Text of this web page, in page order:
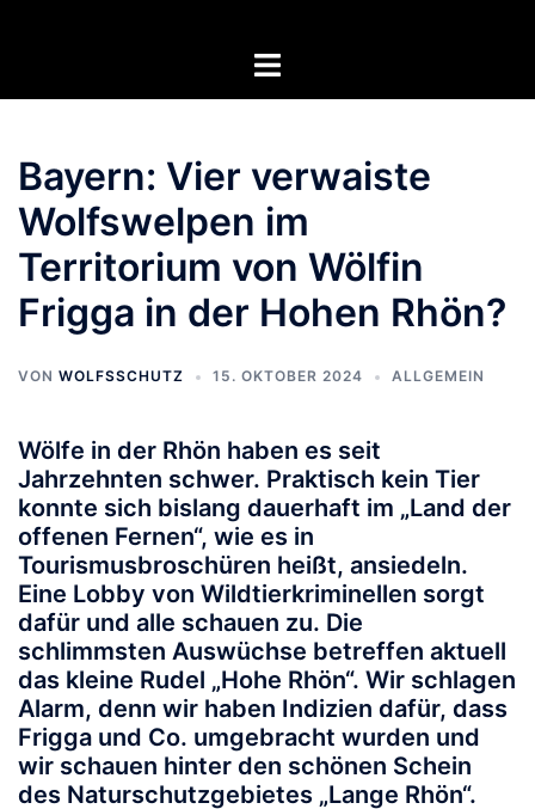
Menü
Bayern: Vier verwaiste
Wolfswelpen im
Territorium von Wölfin
Frigga in der Hohen Rhön?
VON WOLFSSCHUTZ 15. OKTOBER 2024 ALLGEMEIN
Wölfe in der Rhön haben es seit
Jahrzehnten schwer. Praktisch kein Tier
konnte sich bislang dauerhaft im „Land der
offenen Fernen“, wie es in
Tourismusbroschüren heißt, ansiedeln.
Eine Lobby von Wildtierkriminellen sorgt
dafür und alle schauen zu. Die
schlimmsten Auswüchse betreffen aktuell
das kleine Rudel „Hohe Rhön“. Wir schlagen
Alarm, denn wir haben Indizien dafür, dass
Frigga und Co. umgebracht wurden und
wir schauen hinter den schönen Schein
des Naturschutzgebietes „Lange Rhön“.